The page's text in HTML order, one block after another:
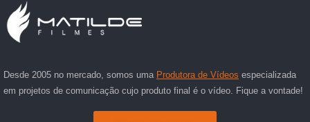
Desde 2005 no mercado, somos uma Produtora de Vídeos especializada
em projetos de comunicação cujo produto final é o vídeo. Fique a vontade!